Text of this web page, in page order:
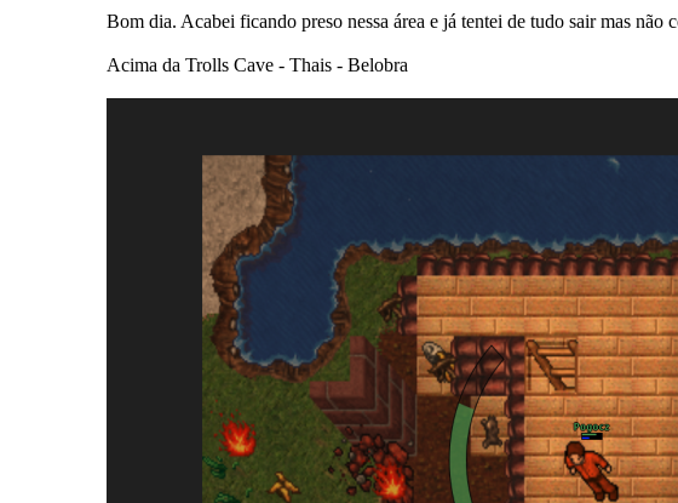
Bom dia. Acabei ficando preso nessa área e já tentei de tudo sair mas
Acima da Trolls Cave - Thais - Belobra